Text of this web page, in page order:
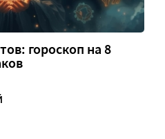
гороскоп на 8